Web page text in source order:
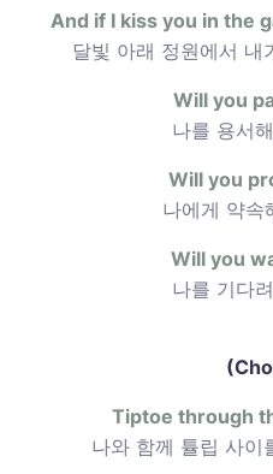
And if I kiss you in the
달빛 아래 정원에서 내
Will you
나를 용서
Will you
나에게 약속
Will you
나를 기다
Tiptoe through
나와 함께 튤립 사이